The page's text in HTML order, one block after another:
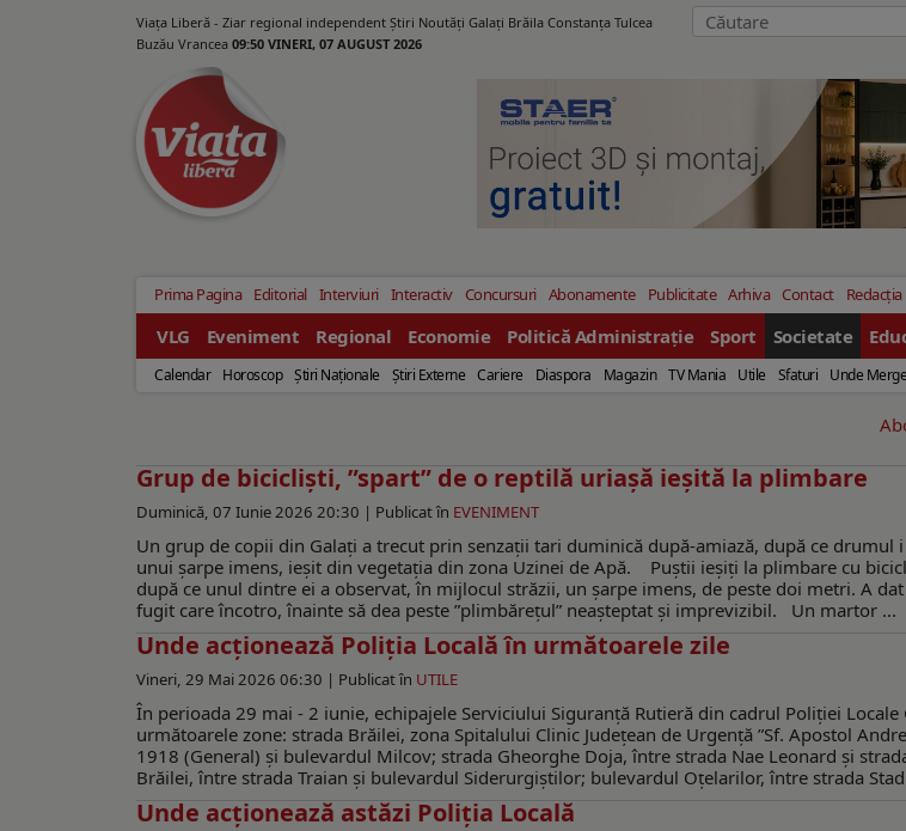
Viața Liberă - Ziar regional independent Știri Noutăți Galaţi Brăila Constanţa Tulcea
Buzău Vrancea 09:50 VINERI, 07 AUGUST 2026
Prima Pagina Editorial Interviuri Interactiv Concursuri Abonamente Publicitate Arhiva Contact Redacția
VLG Eveniment Regional Economie Politică Administrație Sport Societate
Calendar Horoscop Ştiri Naţionale Ştiri Externe Cariere Diaspora Magazin TV Mania Utile Sfaturi Unde
Grup de bicicliști, ”spart” de o reptilă uriașă ieșită la plimbare
Duminică, 07 Iunie 2026 20:30 | Publicat în EVENIMENT
Un grup de copii din Galați a trecut prin senzații tari duminică după-amiază, după ce drumul
unui șarpe imens, ieșit din vegetația din zona Uzinei de Apă. Puștii ieșiți la plimbare cu
după ce unul dintre ei a observat, în mijlocul străzii, un șarpe imens, de peste doi metri. A
fugit care încotro, înainte să dea peste ”plimbărețul” neașteptat și imprevizibil. Un martor ...
Unde acționează Poliția Locală în următoarele zile
Vineri, 29 Mai 2026 06:30 | Publicat în UTILE
În perioada 29 mai - 2 iunie, echipajele Serviciului Siguranță Rutieră din cadrul Poliției
următoarele zone: strada Brăilei, zona Spitalului Clinic Județean de Urgență ”Sf. Apostol
1918 (General) și bulevardul Milcov; strada Gheorghe Doja, între strada Nae Leonard și
Brăilei, între strada Traian și bulevardul Siderurgiștilor; bulevardul Oțelarilor, între strada
Unde acționează astăzi Poliția Locală